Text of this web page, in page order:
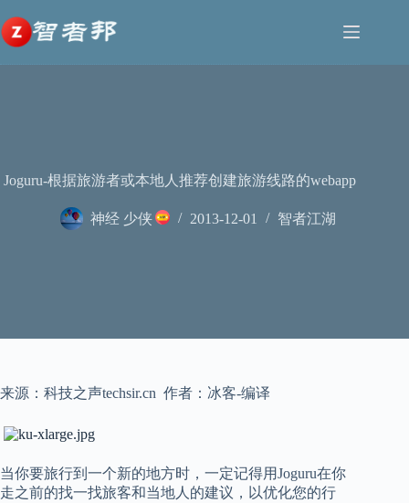
至
内
容
Joguru-根据旅游者或本地人推荐创建旅游线路的webapp
神经 少侠 2013-12-01 智者江湖
来源：科技之声techsir.cn 作者：冰客-编译
当你要旅行到一个新的地方时，一定记得用Joguru在你
走之前的找一找旅客和当地人的建议，以优化您的行